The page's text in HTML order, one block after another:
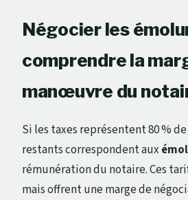
Négocier les
comprendre la
manœuvre du
Si les taxes représentent 80 %
restants correspondent aux
rémunération du notaire. Ces
mais offrent une marge de